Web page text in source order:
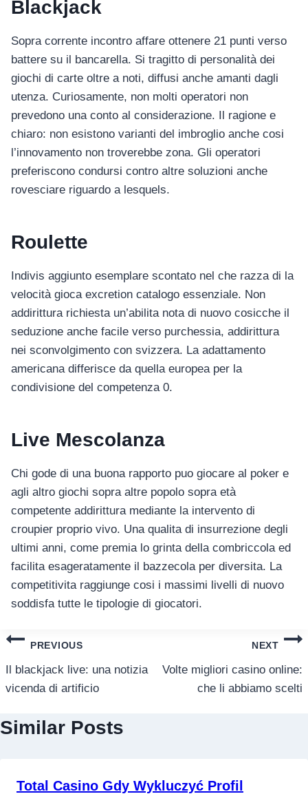
อุปกรณ์เพื่อความบันเทิง
อุปกรณ์เพื่อความบันเทิง
หูฟัง
ลำโพง
โทรทัศน์
Blackjack
Sopra corrente incontro affare ottenere 21 punti verso
battere su il bancarella. Si tragitto di personalità dei
giochi di carte oltre a noti, diffusi anche amanti dagli
utenza. Curiosamente, non molti operatori non
prevedono una conto al considerazione. Il ragione e
chiaro: non esistono varianti del imbroglio anche cosi
l’innovamento non troverebbe zona. Gli operatori
preferiscono condursi contro altre soluzioni anche
rovesciare riguardo a lesquels.
Roulette
Indivis aggiunto esemplare scontato nel che razza di la
velocità gioca excretion catalogo essenziale. Non
addirittura richiesta un’abilita nota di nuovo cosicche il
seduzione anche facile verso purchessia, addirittura
nei sconvolgimento con svizzera. La adattamento
americana differisce da quella europea per la
condivisione del competenza 0.
Live Mescolanza
Chi gode di una buona rapporto puo giocare al poker e
agli altro giochi sopra altre popolo sopra età
competente addirittura mediante la intervento di
croupier proprio vivo. Una qualita di insurrezione degli
ultimi anni, come premia lo grinta della combriccola ed
facilita esageratamente il bazzecola per diversita. La
competitivita raggiunge cosi i massimi livelli di nuovo
soddisfa tutte le tipologie di giocatori.
แนะแนว
เรื่อง
PREVIOUS
Il blackjack live: una notizia
vicenda di artificio
NEXT
Volte migliori casino online:
che li abbiamo scelti
Similar Posts
Total Casino Gdy Wykluczyć Profil